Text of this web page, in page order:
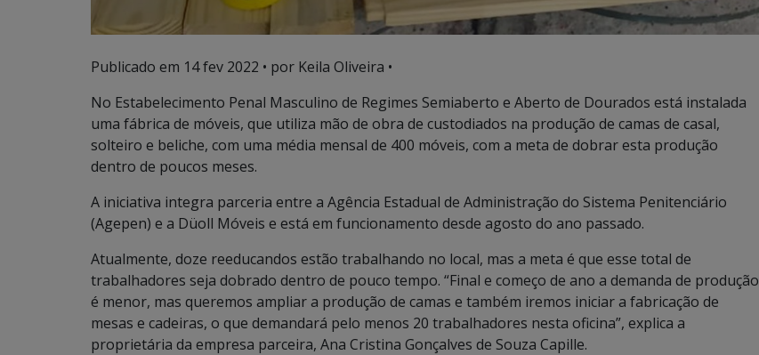
Publicado em 14 fev 2022 • por Keila Oliveira •
No Estabelecimento Penal Masculino de Regimes Semiaberto e Aberto de Dourados está instalada
uma fábrica de móveis, que utiliza mão de obra de custodiados na produção de camas de casal,
solteiro e beliche, com uma média mensal de 400 móveis, com a meta de dobrar esta produção
dentro de poucos meses.
A iniciativa integra parceria entre a Agência Estadual de Administração do Sistema Penitenciário
(Agepen) e a Düoll Móveis e está em funcionamento desde agosto do ano passado.
Atualmente, doze reeducandos estão trabalhando no local, mas a meta é que esse total de
trabalhadores seja dobrado dentro de pouco tempo. “Final e começo de ano a demanda de produção
é menor, mas queremos ampliar a produção de camas e também iremos iniciar a fabricação de
mesas e cadeiras, o que demandará pelo menos 20 trabalhadores nesta oficina”, explica a
proprietária da empresa parceira, Ana Cristina Gonçalves de Souza Capille.